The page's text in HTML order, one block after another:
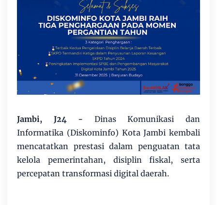
Jambi, J24 - Dinas Komunikasi dan
Informatika (Diskominfo) Kota Jambi kembali
mencatatkan prestasi dalam penguatan tata
kelola pemerintahan, disiplin fiskal, serta
percepatan transformasi digital daerah.